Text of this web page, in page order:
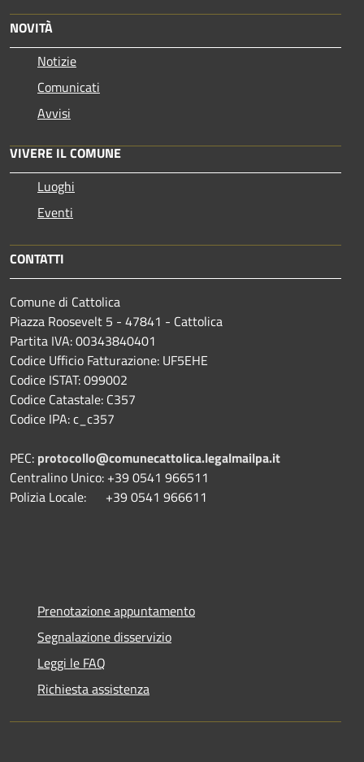
NOVITÀ
Notizie
Comunicati
Avvisi
VIVERE IL COMUNE
Luoghi
Eventi
CONTATTI
Comune di Cattolica
Piazza Roosevelt 5 - 47841 - Cattolica
Partita IVA: 00343840401
Codice Ufficio Fatturazione: UF5EHE
Codice ISTAT: 099002
Codice Catastale: C357
Codice IPA: c_c357
PEC: protocollo@comunecattolica.legalmailpa.it
Centralino Unico: +39 0541 966511
Polizia Locale: +39 0541 966611
Prenotazione appuntamento
Segnalazione disservizio
Leggi le FAQ
Richiesta assistenza